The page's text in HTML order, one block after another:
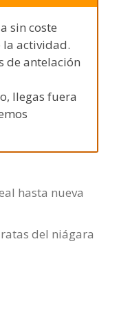
sin coste
la actividad.
de antelación
llegas fuera
hasta nueva
del niágara